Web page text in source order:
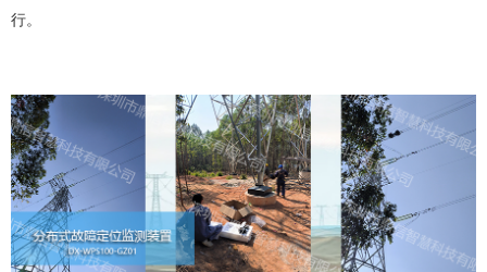
行。